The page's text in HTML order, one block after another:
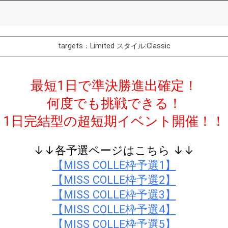
the performer's
Close
targets：Limited スタイル:Classic
最短1日で準決勝進出確定！
何度でも挑戦できる！
1日完結型の超短期イベント開催！！
↓↓各予選ページはこちら ↓↓
【MISS COLLE枠予選1】
【MISS COLLE枠予選2】
【MISS COLLE枠予選3】
【MISS COLLE枠予選4】
【MISS COLLE枠予選5】